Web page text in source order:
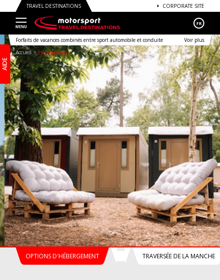
TRAVEL DESTINATIONS CORPORATE SITE
FR
Forfaits de vacances combinés entre sport automobile et conduite
Voir plus
Accueil
Hébergement
AIDE
OPTIONS D'HÉBERGEMENT TRAVERSÉE DE LA MANCHE